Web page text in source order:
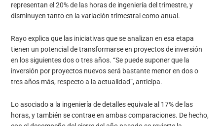
representan el 20% de las horas de ingeniería del trimestre, y
disminuyen tanto en la variación trimestral como anual.
Rayo explica que las iniciativas que se analizan en esa etapa
tienen un potencial de transformarse en proyectos de inversión
en los siguientes dos o tres años. “Se puede suponer que la
inversión por proyectos nuevos será bastante menor en dos o
tres años más, respecto a la actualidad”, anticipa.
Lo asociado a la ingeniería de detalles equivale al 17% de las
horas, y también se contrae en ambas comparaciones. De hecho,